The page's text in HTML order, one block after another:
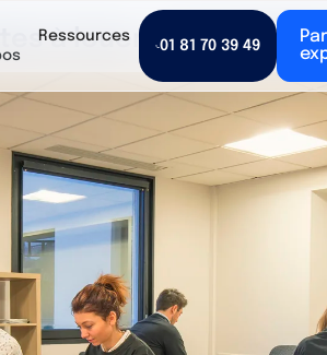
Ressources
01 81 70 39 49
à louer - Rueil-